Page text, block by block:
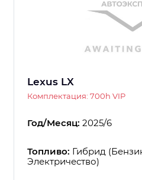
Lexus LX
Комплектация: 700h VIP
Год/Месяц: 2025/6
Топливо: Гибрид
Электричество)